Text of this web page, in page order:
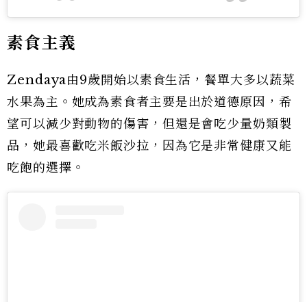
素食主義
Zendaya由9歲開始以素食生活，餐單大多以蔬菜
水果為主。她成為素食者主要是出於道德原因，希
望可以減少對動物的傷害，但還是會吃少量奶類製
品，她最喜歡吃米飯沙拉，因為它是非常健康又能
吃飽的選擇。